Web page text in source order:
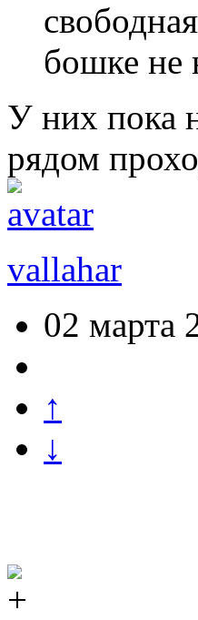
бошке не
У них пока
рядом
vallahar
02 марта
↑
↓